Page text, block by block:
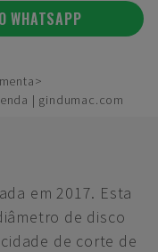
WHATSAPP
| gindumac.com
em 2017. Esta
de disco
de corte de